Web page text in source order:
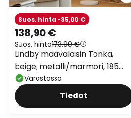
138,90 €
Suos. hinta173,90 €
Suos. hinta -35,00 €
Lindby maavalaisin Tonka,
beige, metalli/marmori, 185
cm, E27
Varastossa
Tiedot